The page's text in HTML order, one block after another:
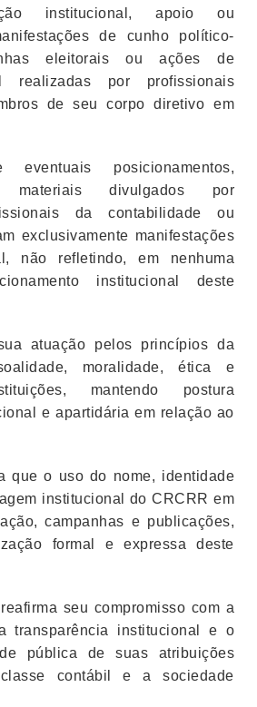
institucional, apoio ou
de cunho político-
eleitorais ou ações de
realizadas por profissionais
de seu corpo diretivo em
eventuais posicionamentos,
materiais divulgados por
da contabilidade ou
exclusivamente manifestações
não refletindo, em nenhuma
institucional deste
atuação pelos princípios da
moralidade, ética e
mantendo postura
e apartidária em relação ao
que o uso do nome, identidade
institucional do CRCRR em
campanhas e publicações,
formal e expressa deste
seu compromisso com a
transparência institucional e o
pública de suas atribuições
contábil e a sociedade